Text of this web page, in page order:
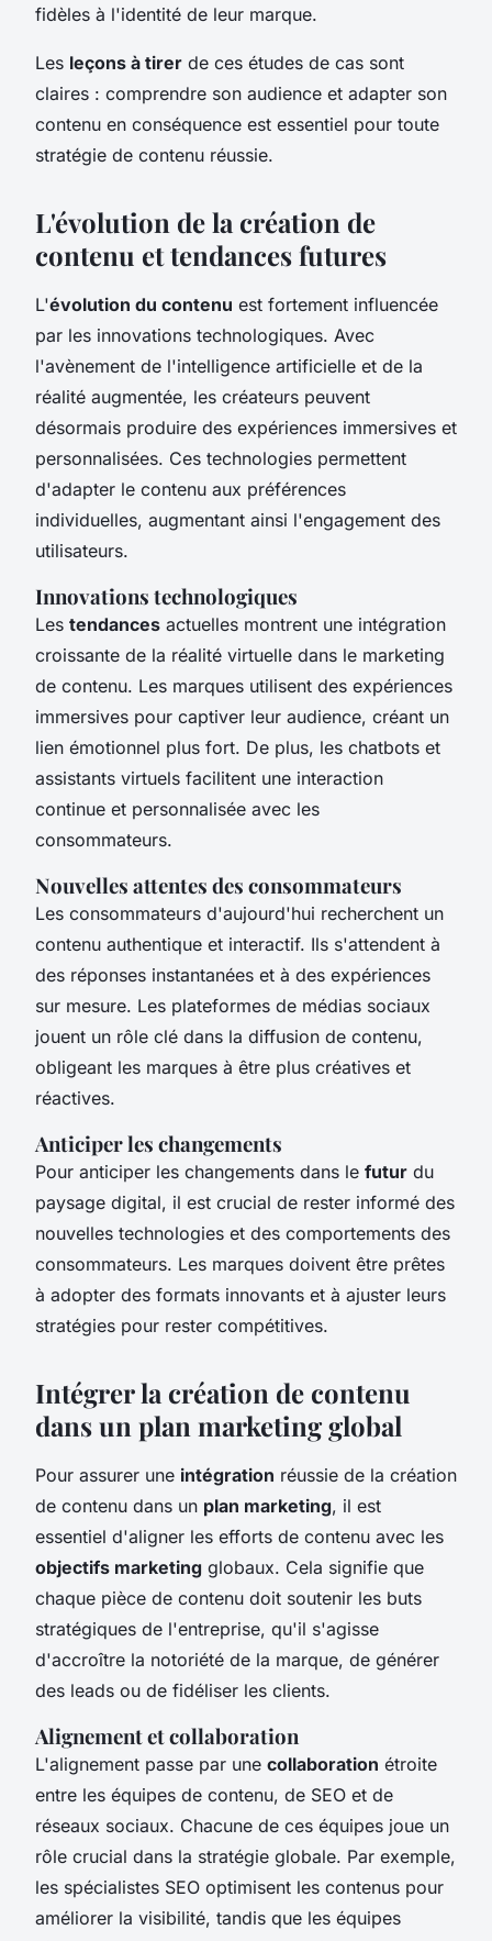
fidèles à l'identité de leur marque.
Les leçons à tirer de ces études de cas sont
claires : comprendre son audience et adapter son
contenu en conséquence est essentiel pour toute
stratégie de contenu réussie.
L'évolution de la création de
contenu et tendances futures
L'évolution du contenu est fortement influencée
par les innovations technologiques. Avec
l'avènement de l'intelligence artificielle et de la
réalité augmentée, les créateurs peuvent
désormais produire des expériences immersives et
personnalisées. Ces technologies permettent
d'adapter le contenu aux préférences
individuelles, augmentant ainsi l'engagement des
utilisateurs.
Innovations technologiques
Les tendances actuelles montrent une intégration
croissante de la réalité virtuelle dans le marketing
de contenu. Les marques utilisent des expériences
immersives pour captiver leur audience, créant un
lien émotionnel plus fort. De plus, les chatbots et
assistants virtuels facilitent une interaction
continue et personnalisée avec les
consommateurs.
Nouvelles attentes des consommateurs
Les consommateurs d'aujourd'hui recherchent un
contenu authentique et interactif. Ils s'attendent à
des réponses instantanées et à des expériences
sur mesure. Les plateformes de médias sociaux
jouent un rôle clé dans la diffusion de contenu,
obligeant les marques à être plus créatives et
réactives.
Anticiper les changements
Pour anticiper les changements dans le futur du
paysage digital, il est crucial de rester informé des
nouvelles technologies et des comportements des
consommateurs. Les marques doivent être prêtes
à adopter des formats innovants et à ajuster leurs
stratégies pour rester compétitives.
Intégrer la création de contenu
dans un plan marketing global
Pour assurer une intégration réussie de la création
de contenu dans un plan marketing, il est
essentiel d'aligner les efforts de contenu avec les
objectifs marketing globaux. Cela signifie que
chaque pièce de contenu doit soutenir les buts
stratégiques de l'entreprise, qu'il s'agisse
d'accroître la notoriété de la marque, de générer
des leads ou de fidéliser les clients.
Alignement et collaboration
L'alignement passe par une collaboration étroite
entre les équipes de contenu, de SEO et de
réseaux sociaux. Chacune de ces équipes joue un
rôle crucial dans la stratégie globale. Par exemple,
les spécialistes SEO optimisent les contenus pour
améliorer la visibilité, tandis que les équipes